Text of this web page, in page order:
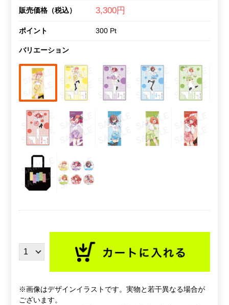
販売価格（税込） 3,300円
ポイント 300 Pt
バリエーション
※画像はデザインイラストです。実物と若干異なる場合が
ございます。